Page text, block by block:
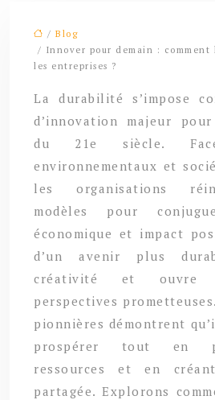
/ Blog
/ Innover pour demain :
les entreprises ?
La durabilité s’impose
d’innovation majeur
du 21e siècle.
environnementaux et
les organisations
modèles pour
économique et impact
d’un avenir plus
créativité et ouvre
perspectives
pionnières démontrent
prospérer tout en
ressources et en
partagée. Explorons